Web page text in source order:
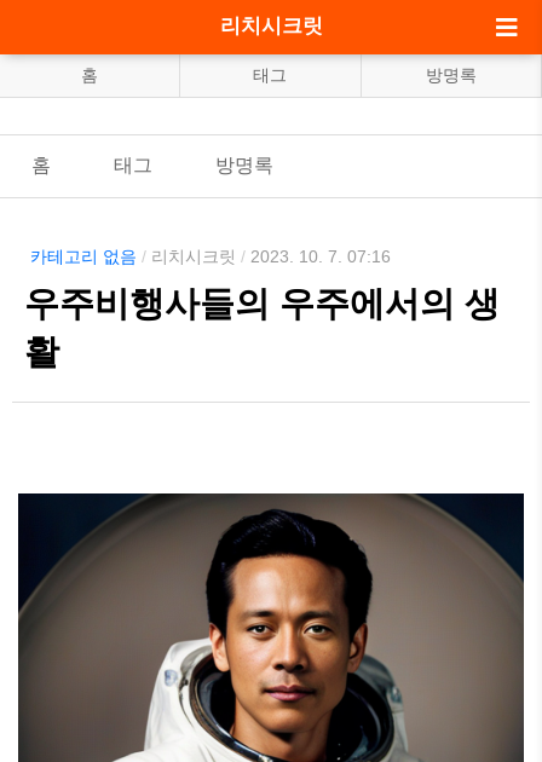
리치시크릿
홈 태그 방명록
홈 태그 방명록
카테고리 없음 / 리치시크릿 / 2023. 10. 7. 07:16
우주비행사들의 우주에서의 생
활